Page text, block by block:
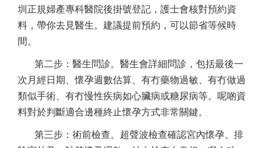
圳正規婦產專科醫院後掛號登記，護士會核對預約資
料，帶你去見醫生。建議提前預約，可以節省等候時
間。
第二步：醫生問診。醫生會詳細問診，包括最後一
次月經日期、懷孕週數估算、有冇藥物過敏、有冇做過
類似手術、有冇慢性疾病如心臟病或糖尿病等。呢啲資
料對於判斷適合邊種終止懷孕方式非常關鍵。
第三步：術前檢查。超聲波檢查確認宮內懷孕、排